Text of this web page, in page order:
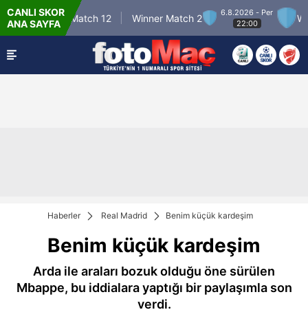
CANLI SKOR
ANA SAYFA
Winner Match 12 Winner Match 2
6.8.2026 - Per
22:00
Haberler Real Madrid Benim küçük kardeşim
Benim küçük kardeşim
Arda ile araları bozuk olduğu öne sürülen
Mbappe, bu iddialara yaptığı bir paylaşımla son
verdi.